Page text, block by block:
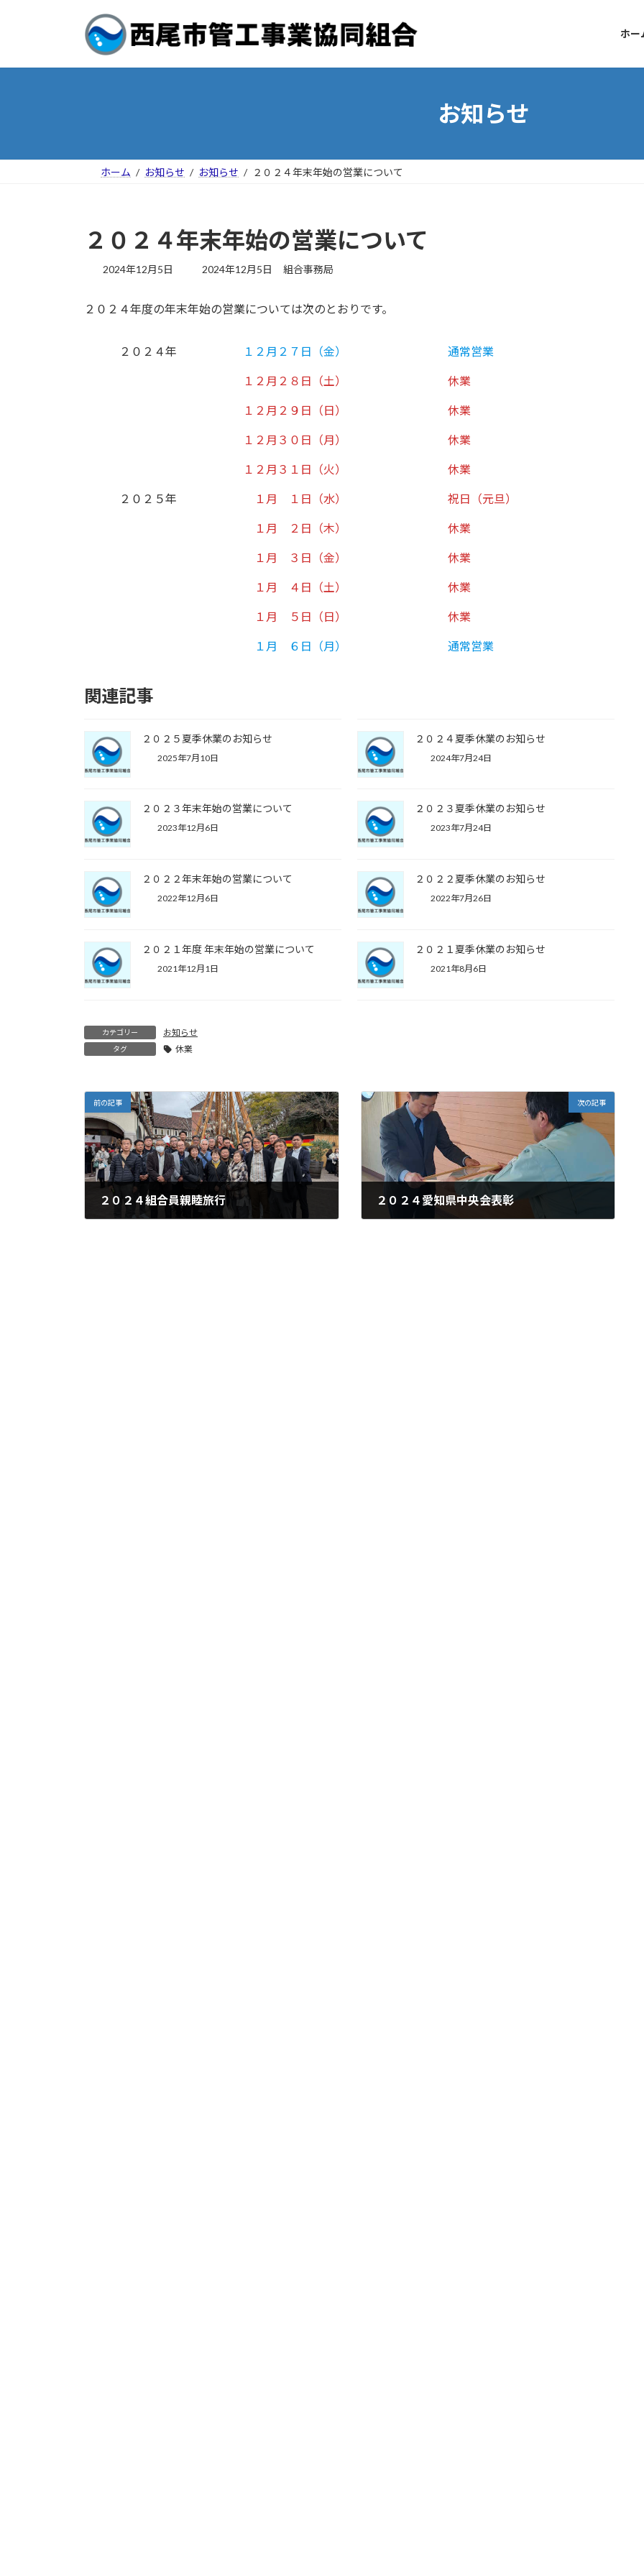
プ
動
ホー
お知らせ
ホーム お知らせ お知らせ ２０２４年末年始の営業について
２０２４年末年始の営業について
2024年12月5日
最
新
2024年12月5日 組合事務局
２０２４年度の年末年始の営業については次のとおりです。
２０２４年 １２月２７日（金） 通常営業
１２月２８日（土） 休業
１２月２９日（日） 休業
１２月３０日（月） 休業
１２月３１日（火） 休業
２０２５年 １月 １日（水） 祝日（元旦）
１月 ２日（木） 休業
１月 ３日（金） 休業
１月 ４日（土） 休業
１月 ５日（日） 休業
１月 ６日（月） 通常営業
関連記事
２０２５夏季休業のお知らせ
2025年7月10日
２０２４夏季休業のお知らせ
2024年7月24日
２０２３年末年始の営業について
2023年12月6日
２０２３夏季休業のお知らせ
2023年7月24日
２０２２年末年始の営業について
2022年12月6日
２０２２夏季休業のお知らせ
2022年7月26日
２０２１年度 年末年始の営業について
2021年12月1日
２０２１夏季休業のお知らせ
2021年8月6日
カテゴリー お知らせ
タグ 休業
前の記事
２０２４組合員親睦旅行
次の記事
２０２４愛知県中央会表彰